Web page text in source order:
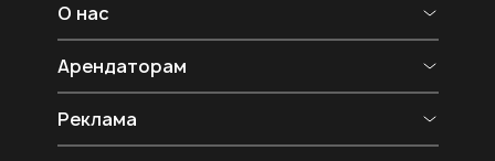
О нас
О ТРК
Магазины
Фудкорт
Арендаторам
Арендаторам
Фотоотчеты
Реклама